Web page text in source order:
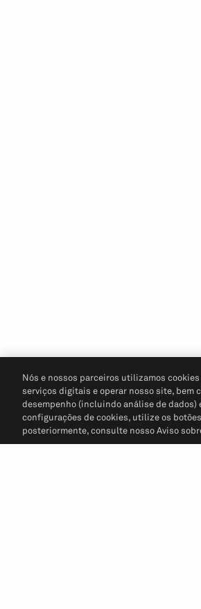
Nós e nossos parceiros utilizamos
serviços digitais e operar nosso site, bem
desempenho (incluindo análise de
configurações de cookies, utilize os
posteriormente, consulte nosso Aviso